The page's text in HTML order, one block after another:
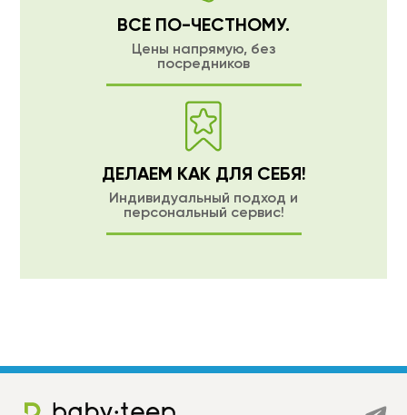
ВСЁ ПО-ЧЕСТНОМУ.
Цены напрямую, без
посредников
ДЕЛАЕМ КАК ДЛЯ СЕБЯ!
Индивидуальный подход и
персональный сервис!